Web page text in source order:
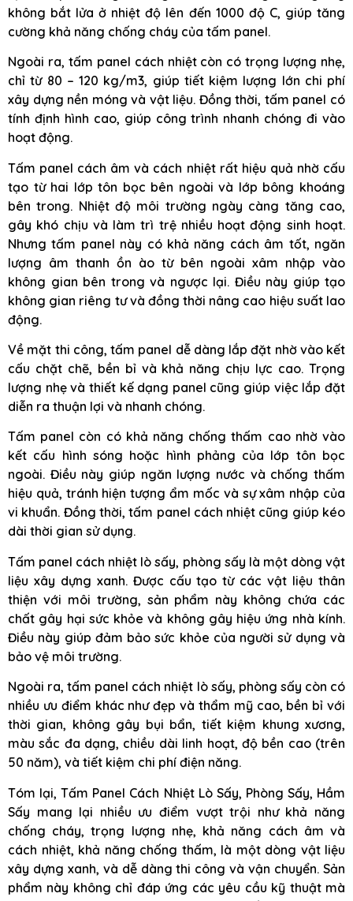
không bắt lửa ở nhiệt độ lên đến 1000 độ C, giúp tăng
cường khả năng chống cháy của tấm panel.
Ngoài ra, tấm panel cách nhiệt còn có trọng lượng nhẹ,
chỉ từ 80 – 120 kg/m3, giúp tiết kiệm lượng lớn chi phí
xây dựng nền móng và vật liệu. Đồng thời, tấm panel có
tính định hình cao, giúp công trình nhanh chóng đi vào
hoạt động.
Tấm panel cách âm và cách nhiệt rất hiệu quả nhờ cấu
tạo từ hai lớp tôn bọc bên ngoài và lớp bông khoáng
bên trong. Nhiệt độ môi trường ngày càng tăng cao,
gây khó chịu và làm trì trệ nhiều hoạt động sinh hoạt.
Nhưng tấm panel này có khả năng cách âm tốt, ngăn
lượng âm thanh ồn ào từ bên ngoài xâm nhập vào
không gian bên trong và ngược lại. Điều này giúp tạo
không gian riêng tư và đồng thời nâng cao hiệu suất lao
động.
Về mặt thi công, tấm panel dễ dàng lắp đặt nhờ vào kết
cấu chặt chẽ, bền bỉ và khả năng chịu lực cao. Trọng
lượng nhẹ và thiết kế dạng panel cũng giúp việc lắp đặt
diễn ra thuận lợi và nhanh chóng.
Tấm panel còn có khả năng chống thấm cao nhờ vào
kết cấu hình sóng hoặc hình phảng của lớp tôn bọc
ngoài. Điều này giúp ngăn lượng nước và chống thấm
hiệu quả, tránh hiện tượng ẩm mốc và sự xâm nhập của
vi khuẩn. Đồng thời, tấm panel cách nhiệt cũng giúp kéo
dài thời gian sử dụng.
Tấm panel cách nhiệt lò sấy, phòng sấy là một dòng vật
liệu xây dựng xanh. Được cấu tạo từ các vật liệu thân
thiện với môi trường, sản phẩm này không chứa các
chất gây hại sức khỏe và không gây hiệu ứng nhà kính.
Điều này giúp đảm bảo sức khỏe của người sử dụng và
bảo vệ môi trường.
Ngoài ra, tấm panel cách nhiệt lò sấy, phòng sấy còn có
nhiều ưu điểm khác như đẹp và thẩm mỹ cao, bền bỉ với
thời gian, không gây bụi bẩn, tiết kiệm khung xương,
màu sắc đa dạng, chiều dài linh hoạt, độ bền cao (trên
50 năm), và tiết kiệm chi phí điện năng.
Tóm lại, Tấm Panel Cách Nhiệt Lò Sấy, Phòng Sấy, Hầm
Sấy mang lại nhiều ưu điểm vượt trội như khả năng
chống cháy, trọng lượng nhẹ, khả năng cách âm và
cách nhiệt, khả năng chống thấm, là một dòng vật liệu
xây dựng xanh, và dễ dàng thi công và vận chuyển. Sản
phẩm này không chỉ đáp ứng các yêu cầu kỹ thuật mà